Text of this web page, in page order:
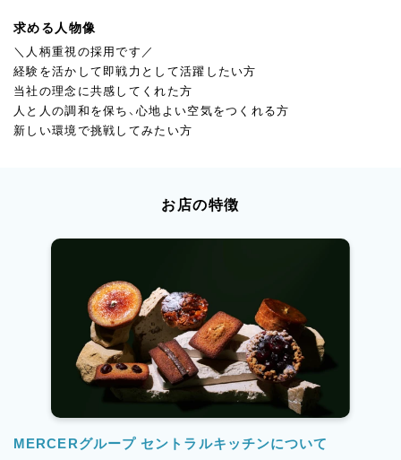
求める人物像
＼人柄重視の採用です／
経験を活かして即戦力として活躍したい方
当社の理念に共感してくれた方
人と人の調和を保ち、心地よい空気をつくれる方
新しい環境で挑戦してみたい方
お店の特徴
MERCERグループ セントラルキッチンについて